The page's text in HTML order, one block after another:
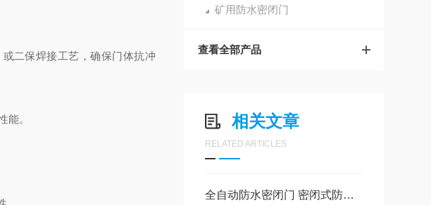
矿用防水密闭门
查看全部产品
相关文章
RELATED ARTICLES
全自动防水密闭门 密闭式防水门 人工推拉防水门
二保焊接工艺，确保门体抗冲
能。